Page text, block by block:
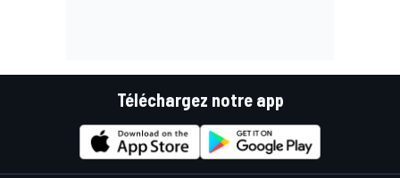
Téléchargez notre app